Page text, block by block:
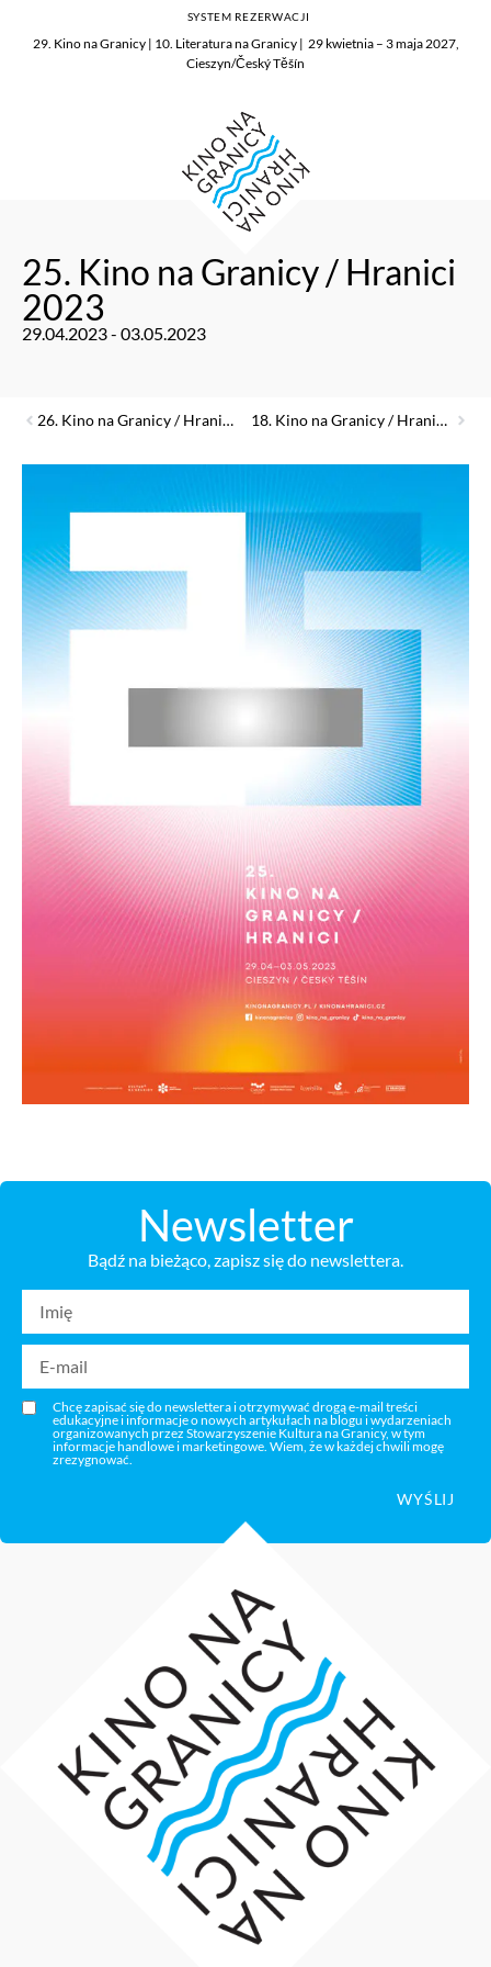
29. Kino na Granicy | 10. Literatura na Granicy | 29 kwietnia – 3 maja 2027,
Cieszyn/Český Těšín
SYSTEM REZERWACJI
25. Kino na Granicy / Hranici
2023
29.04.2023 - 03.05.2023
26. Kino na Granicy / Hranici 2024 18. Kino na Granicy / Hranici 2016
Newsletter
Bądź na bieżąco, zapisz się do newslettera.
Chcę zapisać się do newslettera i otrzymywać drogą e-mail treści
edukacyjne i informacje o nowych artykułach na blogu i wydarzeniach
organizowanych przez Stowarzyszenie Kultura na Granicy, w tym
informacje handlowe i marketingowe. Wiem, że w każdej chwili mogę
zrezygnować.
WYŚLIJ